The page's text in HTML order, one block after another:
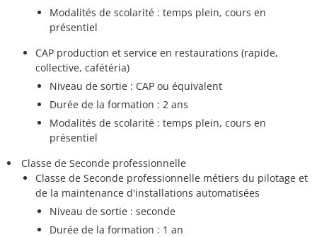
Modalités de scolarité : temps plein, cours en
présentiel
CAP production et service en restaurations (rapide,
collective, cafétéria)
Niveau de sortie : CAP ou équivalent
Durée de la formation : 2 ans
Modalités de scolarité : temps plein, cours en
présentiel
Classe de Seconde professionnelle
Classe de Seconde professionnelle métiers du pilotage et
de la maintenance d'installations automatisées
Niveau de sortie : seconde
Durée de la formation : 1 an